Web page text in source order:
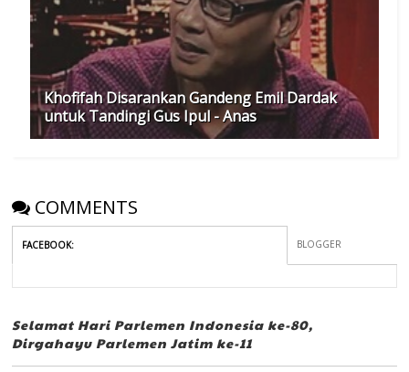
Khofifah Disarankan Gandeng Emil Dardak
untuk Tandingi Gus Ipul - Anas
COMMENTS
FACEBOOK: BLOGGER
Selamat Hari Parlemen Indonesia ke-80,
Dirgahayu Parlemen Jatim ke-11